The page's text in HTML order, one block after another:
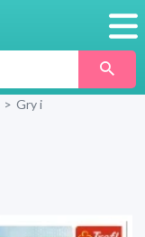
> Gry i